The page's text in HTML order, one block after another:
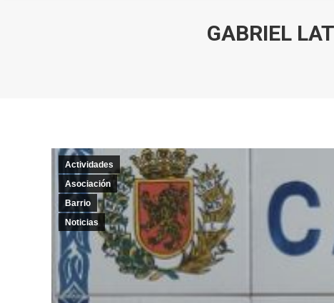
GABRIEL
Actividades
Asociación
Barrio
Noticias